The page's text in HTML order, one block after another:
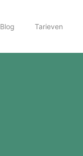
Blog Tarieven